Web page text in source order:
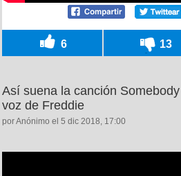
6 13
Así suena la canción
voz de Freddie
por Anónimo el 5 dic 2018, 17:00